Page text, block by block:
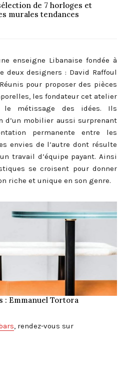
de 7 horloges et
murales tendances
enseigne Libanaise fondée à
deux designers : David Raffoul
pour proposer des pièces
les fondateur cet atelier
métissage des idées. Ils
d’un mobilier aussi surprenant
permanente entre les
envies de l’autre dont résulte
travail d’équipe payant. Ainsi
se croisent pour donner
riche et unique en son genre.
: Emmanuel Tortora
, rendez-vous sur